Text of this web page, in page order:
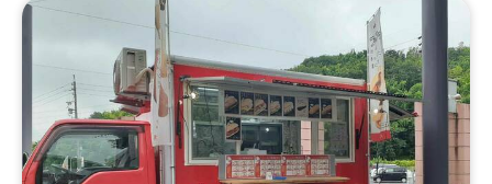
4本入り、ジョニーのからあげ(骨付き) 3本入り、骨なしム
ネからあげ 小、骨なしムネからあげ 中、骨なしムネから
あげ 大、骨なしモモからあげ 小、骨なしモモからあげ
中、骨なしミックスセット 5個入り(ムネ3個・モモ2個）、
骨なしミックスセット 10個入り(ムネ6個・モモ4個)、ポテ
からセット、近江牛メンチカツ 3個、近江牛メンチカツ 1
個、近江牛コロッケ 5個(+1個増量)、近江牛コロッケ 2
個、近江牛コロッケ 1個、おまかせ日替わり弁当、とり天